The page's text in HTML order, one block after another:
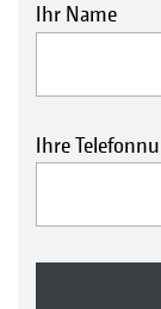
Ihr Name
Ihre